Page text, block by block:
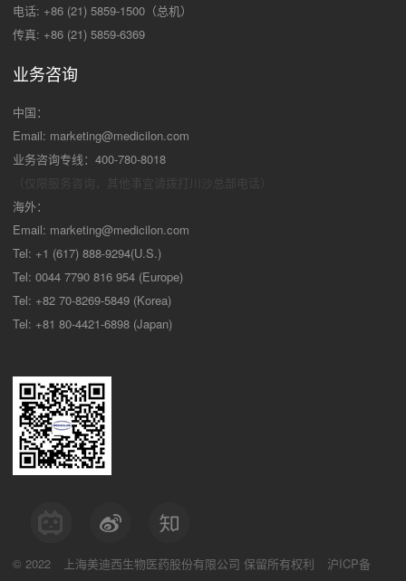
电话: +86 (21) 5859-1500（总机）
传真: +86 (21) 5859-6369
业务咨询
中国：
Email: marketing@medicilon.com
业务咨询专线：400-780-8018
海外：
Email: marketing@medicilon.com
Tel: +1 (617) 888-9294(U.S.)
Tel: 0044 7790 816 954 (Europe)
Tel: +82 70-8269-5849 (Korea)
Tel: +81 80-4421-6898 (Japan)
© 2022 上海美迪西生物医药股份有限公司 保留所有权利
沪ICP备